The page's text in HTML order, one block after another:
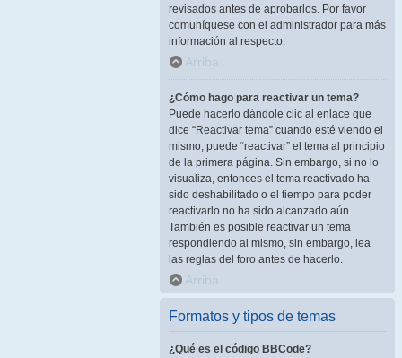
revisados antes de aprobarlos. Por favor
comuníquese con el administrador para más
información al respecto.
Arriba
¿Cómo hago para reactivar un tema?
Puede hacerlo dándole clic al enlace que
dice “Reactivar tema” cuando esté viendo el
mismo, puede “reactivar” el tema al principio
de la primera página. Sin embargo, si no lo
visualiza, entonces el tema reactivado ha
sido deshabilitado o el tiempo para poder
reactivarlo no ha sido alcanzado aún.
También es posible reactivar un tema
respondiendo al mismo, sin embargo, lea
las reglas del foro antes de hacerlo.
Arriba
Formatos y tipos de temas
¿Qué es el código BBCode?